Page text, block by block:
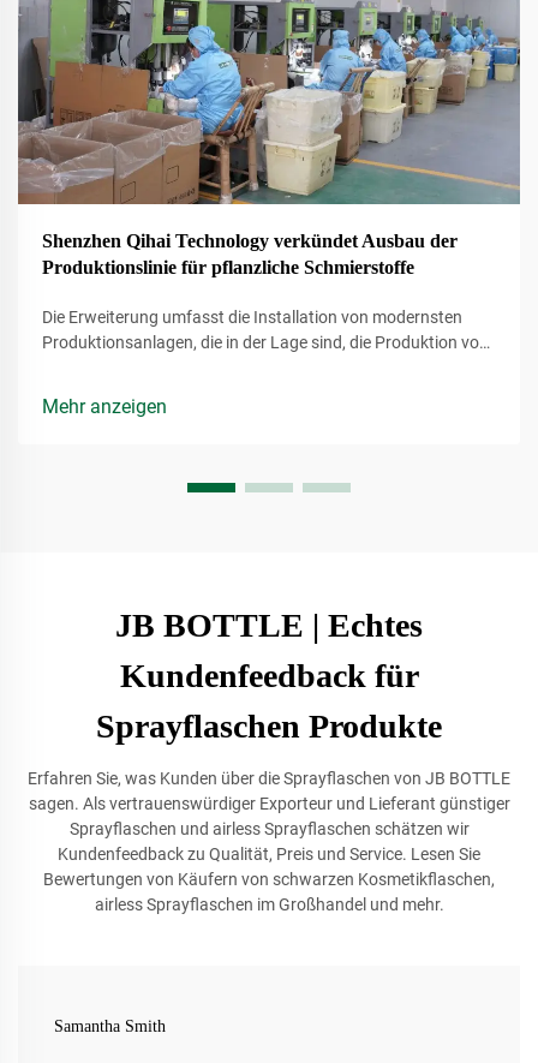
Shenzhen Qihai Technology verkündet Ausbau der
Produktionslinie für pflanzliche Schmierstoffe
Die Erweiterung umfasst die Installation von modernsten
Produktionsanlagen, die in der Lage sind, die Produktion von
Ressourcen gewonnen, was sie zu einer
Mehr anzeigen
JB BOTTLE | Echtes
Kundenfeedback für
Sprayflaschen Produkte
Erfahren Sie, was Kunden über die Sprayflaschen von JB BOTTLE
sagen. Als vertrauenswürdiger Exporteur und Lieferant günstiger
Sprayflaschen und airless Sprayflaschen schätzen wir
Kundenfeedback zu Qualität, Preis und Service. Lesen Sie
Bewertungen von Käufern von schwarzen Kosmetikflaschen,
airless Sprayflaschen im Großhandel und mehr.
Samantha Smith